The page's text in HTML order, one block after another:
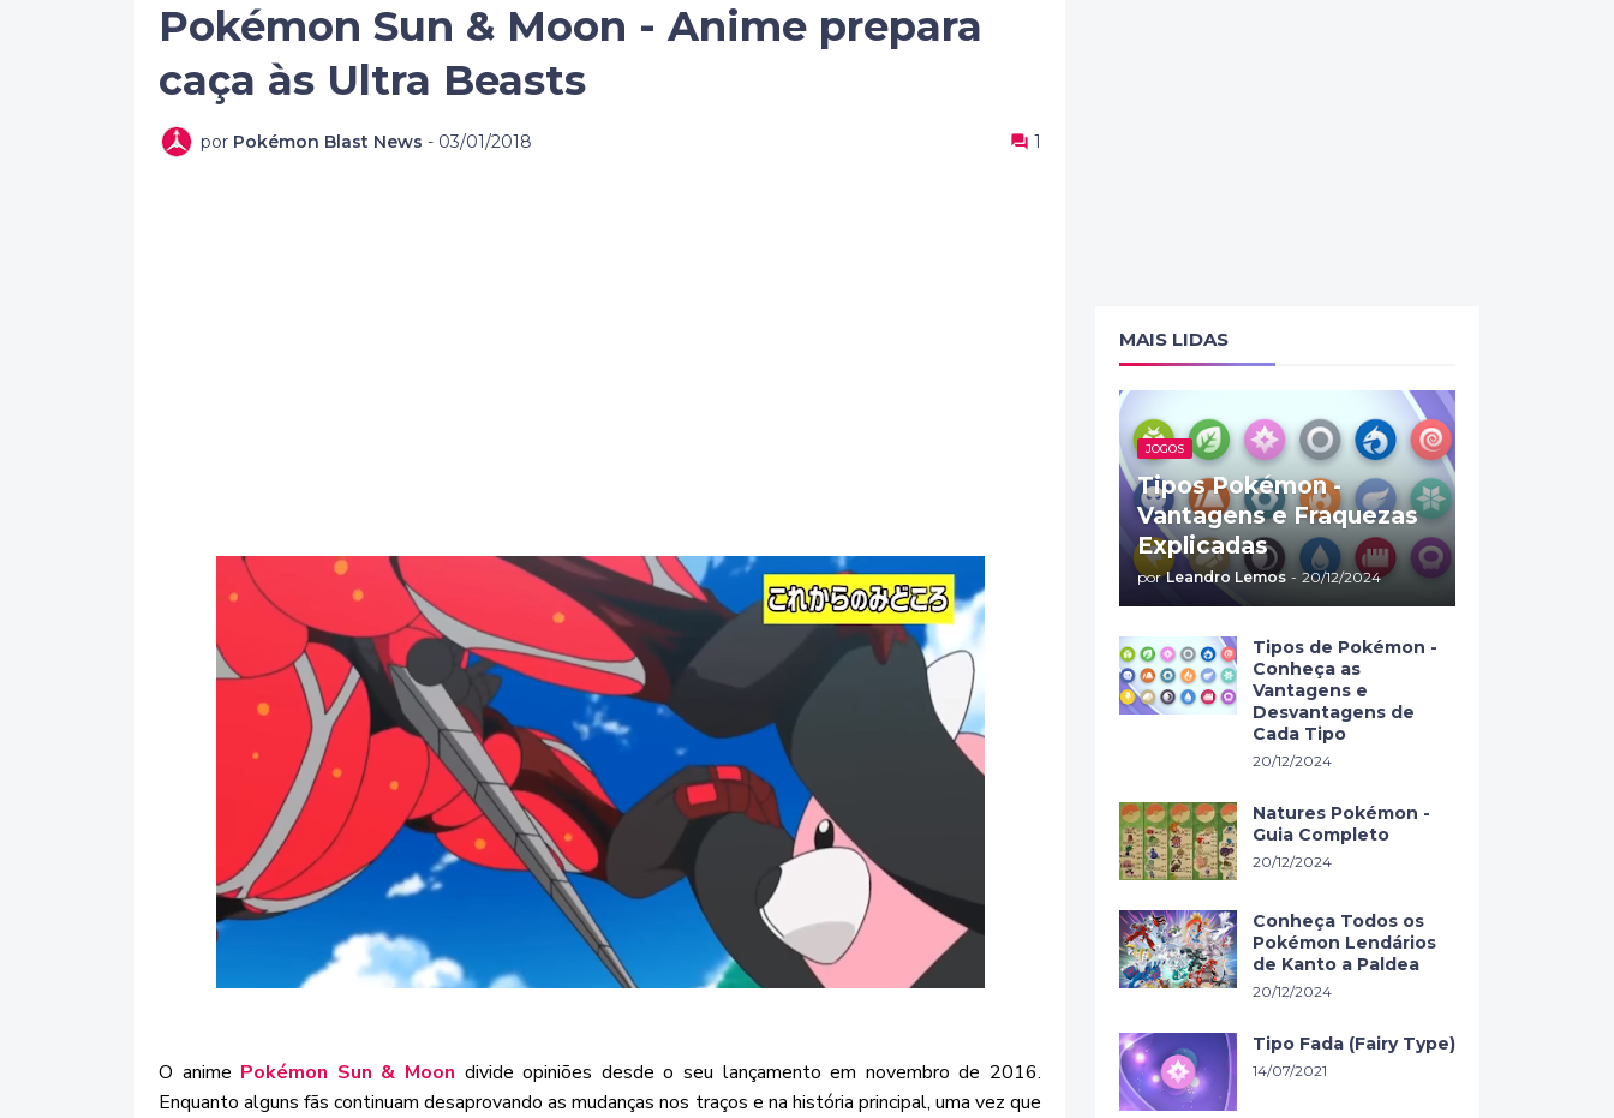
Pokémon Sun & Moon - Anime prepara
caça às Ultra Beasts
por Pokémon Blast News - 03/01/2018 1
O anime Pokémon Sun & Moon divide opiniões desde o seu lançamento em novembro de 2016.
Enquanto alguns fãs continuam desaprovando as mudanças nos traços e na história principal, uma vez que
MAIS LIDAS
JOGOS
Tipos Pokémon -
Vantagens e Fraquezas
Explicadas
por Leandro Lemos - 20/12/2024
Tipos de Pokémon -
Conheça as
Vantagens e
Desvantagens de
Cada Tipo
20/12/2024
Natures Pokémon -
Guia Completo
20/12/2024
Conheça Todos os
Pokémon Lendários
de Kanto a Paldea
20/12/2024
Tipo Fada (Fairy Type)
14/07/2021